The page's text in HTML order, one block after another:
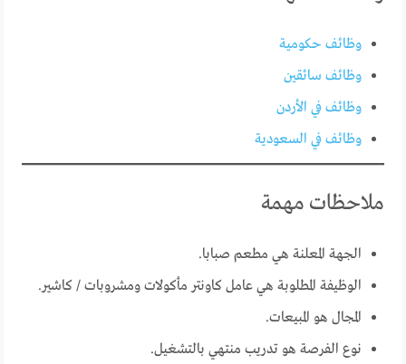
وظائف حكومية
وظائف سائقين
وظائف في الأردن
وظائف في السعودية
ملاحظات مهمة
الجهة المعلنة هي مطعم صبابا.
الوظيفة المطلوبة هي عامل كاونتر مأكولات ومشروبات / كاشير.
المجال هو المبيعات.
نوع الفرصة هو تدريب منتهي بالتشغيل.